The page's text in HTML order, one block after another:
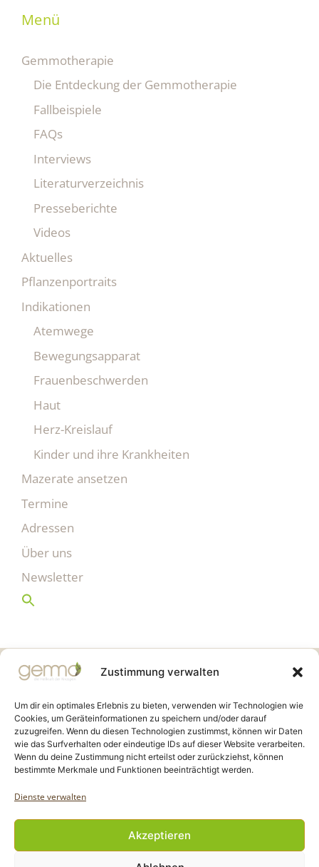
Zustimmung verwalten
Um dir ein optimales Erlebnis zu bieten, verwenden wir Technologien wie
Cookies, um Geräteinformationen zu speichern und/oder darauf
zuzugreifen. Wenn du diesen Technologien zustimmst, können wir Daten
wie das Surfverhalten oder eindeutige IDs auf dieser Website verarbeiten.
Wenn du deine Zustimmung nicht erteilst oder zurückziehst, können
bestimmte Merkmale und Funktionen beeinträchtigt werden.
Dienste verwalten
Akzeptieren
Menü
Gemmotherapie
Die Entdeckung der Gemmotherapie
Fallbeispiele
FAQs
Interviews
Literaturverzeichnis
Presseberichte
Videos
Aktuelles
Pflanzenportraits
Indikationen
Atemwege
Bewegungsapparat
Frauenbeschwerden
Haut
Herz-Kreislauf
Kinder und ihre Krankheiten
Mazerate ansetzen
Termine
Adressen
Über uns
Newsletter
Gemmo Community
Birkenstr. 7
CH-6003 Luzern
info@gemmo.de
info@gemmo-community.at